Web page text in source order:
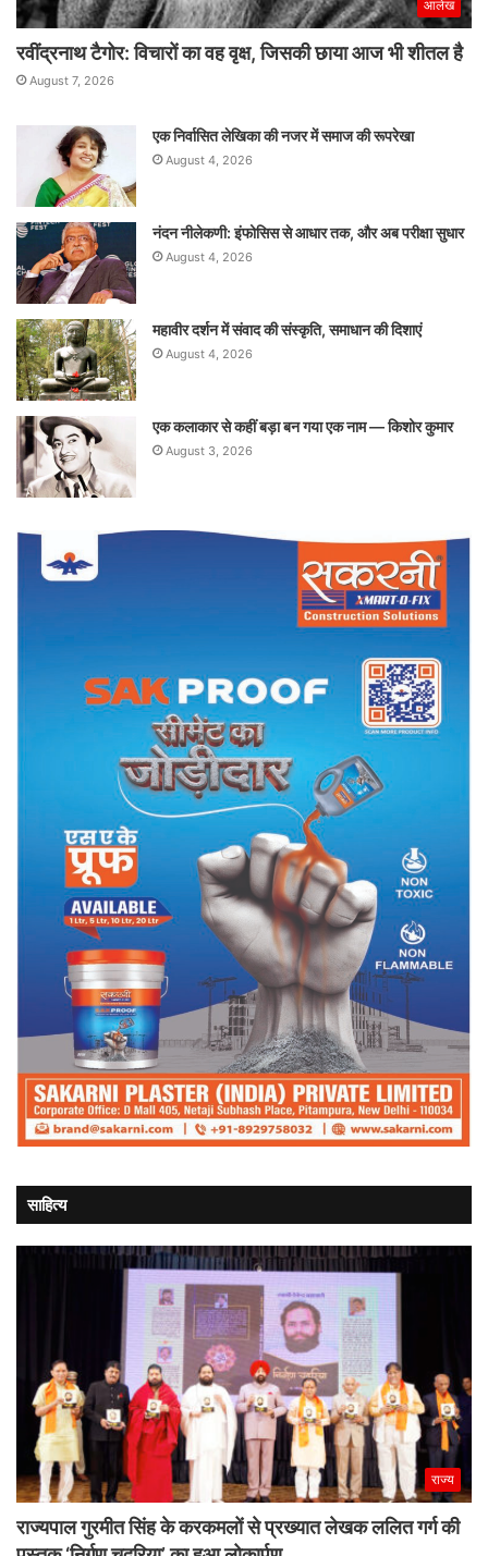
आलेख
रवींद्रनाथ टैगोर: विचारों का वह वृक्ष, जिसकी छाया आज भी शीतल है
August 7, 2026
एक निर्वासित लेखिका की नजर में समाज की रूपरेखा
August 4, 2026
नंदन नीलेकणी: इंफोसिस से आधार तक, और अब परीक्षा सुधार
August 4, 2026
महावीर दर्शन में संवाद की संस्कृति, समाधान की दिशाएं
August 4, 2026
एक कलाकार से कहीं बड़ा बन गया एक नाम — किशोर कुमार
August 3, 2026
साहित्य
राज्य
राज्यपाल गुरमीत सिंह के करकमलों से प्रख्यात लेखक ललित गर्ग की